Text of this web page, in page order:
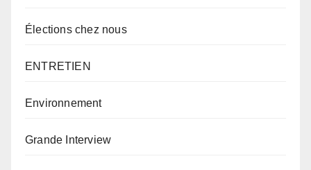
Élections chez nous
ENTRETIEN
Environnement
Grande Interview